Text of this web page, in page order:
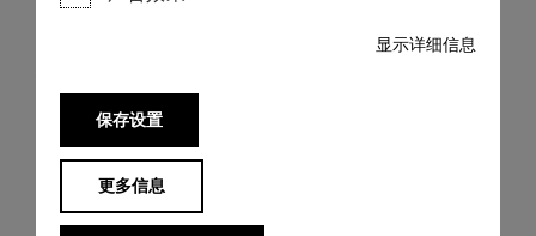
显示详细信息
保存设置
更多信息
RESPONSIBLE BUSINESS
标签所有变体的详细信息，
包括尺寸、留白区域、放置
规则等。请使用左侧菜单导
航到特定部分。